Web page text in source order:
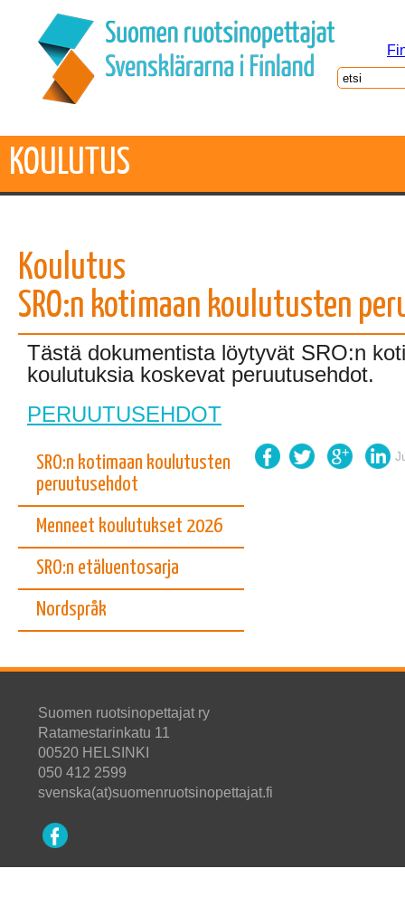
KOULUTUS
Koulutus
SRO:n kotimaan koulutusten
Tästä dokumentista löytyvät SRO:n
koulutuksia koskevat peruutusehdot.
PERUUTUSEHDOT
SRO:n kotimaan koulutusten
peruutusehdot
Menneet koulutukset 2026
SRO:n etäluentosarja
Nordspråk
Suomen ruotsinopettajat ry
Ratamestarinkatu 11
00520 HELSINKI
050 412 2599
svenska(at)suomenruotsinopettajat.fi